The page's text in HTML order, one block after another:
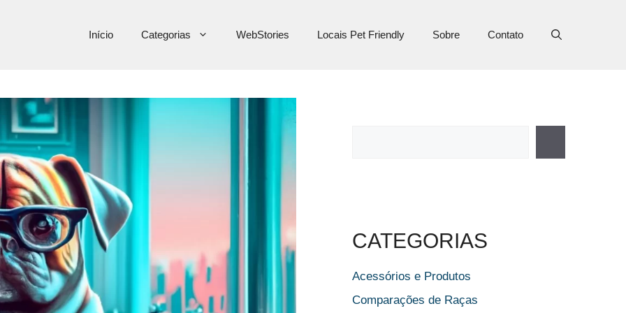
Início Categorias WebStories Locais Pet Friendly Sobre Contato
CATEGORIAS
Acessórios e Produtos
Comparações de Raças